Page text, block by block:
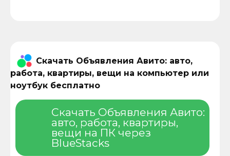
Скачать Объявления Авито: авто,
работа, квартиры, вещи на компьютер или
ноутбук бесплатно
Скачать Объявления Авито:
авто, работа, квартиры,
вещи на ПК через
BlueStacks